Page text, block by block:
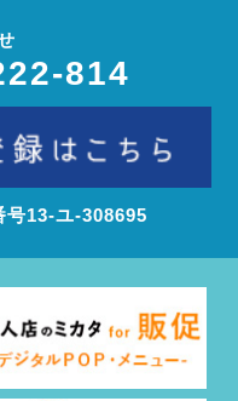
814
13‐ユ‐308695